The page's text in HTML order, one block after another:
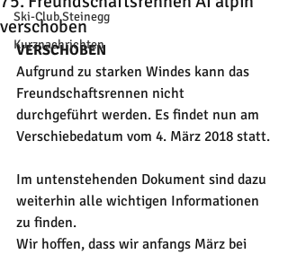
Ski-Club Steinegg
Kurznachrichten
verschoben
VERSCHOBEN
Aufgrund zu starken Windes kann das
Freundschaftsrennen nicht
durchgeführt werden. Es findet nun am
Verschiebedatum vom 4. März 2018 statt.
Im untenstehenden Dokument sind dazu
weiterhin alle wichtigen Informationen
zu finden.
Wir hoffen, dass wir anfangs März bei